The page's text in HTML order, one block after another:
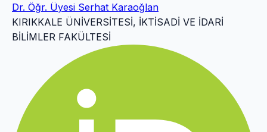
Dr. Öğr. Üyesi Serhat Karaoğlan
KIRIKKALE ÜNİVERSİTESİ, İKTİSADİ VE İDARİ
BİLİMLER FAKÜLTESİ